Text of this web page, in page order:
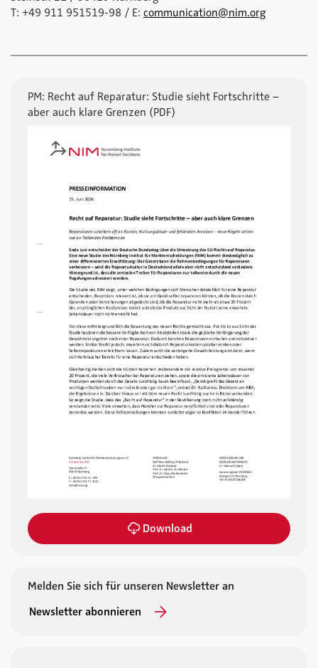
PM: Recht auf Reparatur: Studie sieht Fortschritte –
aber auch klare Grenzen (PDF)
Download
Melden Sie sich für unseren Newsletter an
Newsletter abonnieren
T: +49 911 951519-98 / E: communication@nim.org